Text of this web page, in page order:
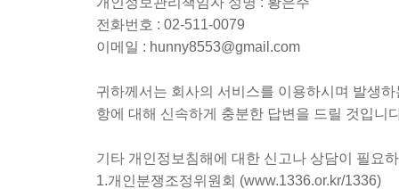
전화번호 : 02-511-0079
이메일 : hunny8553@gmail.com
귀하께서는 회사의 서비스를 이용하시며 발생
항에 대해 신속하게 충분한 답변을 드릴 것입니
기타 개인정보침해에 대한 신고나 상담이 필요
1.개인분쟁조정위원회 (www.1336.or.kr/1336)